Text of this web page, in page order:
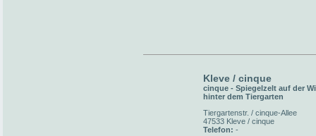
Kleve / cinque
cinque - Spiegelzelt auf der
hinter dem Tiergarten
Tiergartenstr. / cinque-Allee
47533 Kleve / cinque
Telefon: -